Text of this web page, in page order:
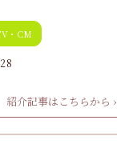
・CM
紹介記事はこちらから ›